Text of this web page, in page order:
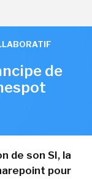
de
de son SI, la
pour